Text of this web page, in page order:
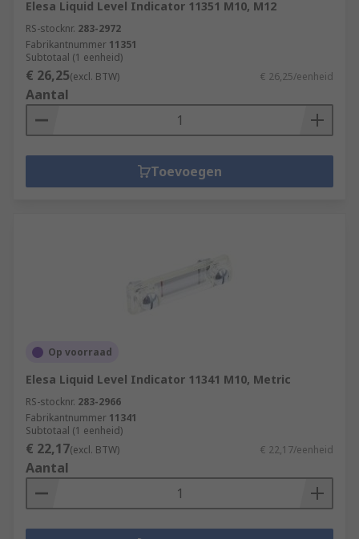
Elesa Liquid Level Indicator 11351 M10, M12
RS-stocknr. 283-2972
Fabrikantnummer 11351
Subtotaal (1 eenheid)
€ 26,25(excl. BTW) € 26,25/eenheid
Aantal
Toevoegen
Op voorraad
Elesa Liquid Level Indicator 11341 M10, Metric
RS-stocknr. 283-2966
Fabrikantnummer 11341
Subtotaal (1 eenheid)
€ 22,17(excl. BTW) € 22,17/eenheid
Aantal